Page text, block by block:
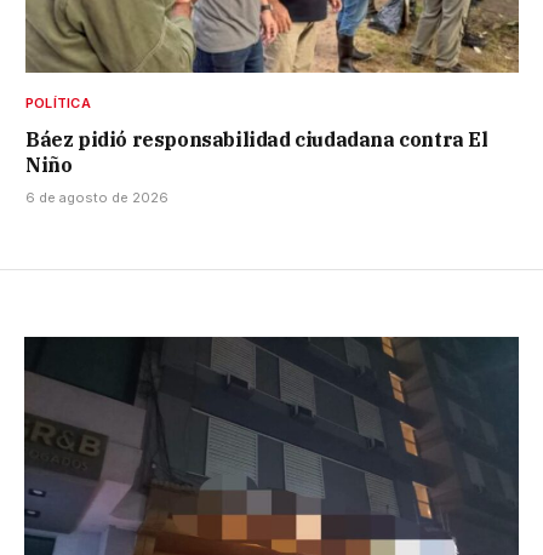
POLÍTICA
Báez pidió responsabilidad ciudadana contra El
Niño
6 de agosto de 2026